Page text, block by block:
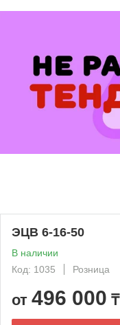
ЭЦВ 6-16-50
В наличии
Код: 1035
Розница
от 496 000 ₸